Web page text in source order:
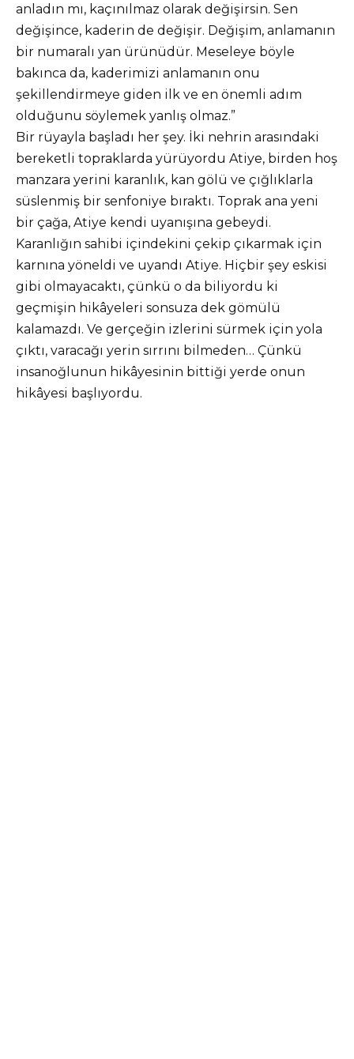
anladın mı, kaçınılmaz olarak değişirsin. Sen
değişince, kaderin de değişir. Değişim, anlamanın
bir numaralı yan ürünüdür. Meseleye böyle
bakınca da, kaderimizi anlamanın onu
şekillendirmeye giden ilk ve en önemli adım
olduğunu söylemek yanlış olmaz.”
Bir rüyayla başladı her şey. İki nehrin arasındaki
bereketli topraklarda yürüyordu Atiye, birden hoş
manzara yerini karanlık, kan gölü ve çığlıklarla
süslenmiş bir senfoniye bıraktı. Toprak ana yeni
bir çağa, Atiye kendi uyanışına gebeydi.
Karanlığın sahibi içindekini çekip çıkarmak için
karnına yöneldi ve uyandı Atiye. Hiçbir şey eskisi
gibi olmayacaktı, çünkü o da biliyordu ki
geçmişin hikâyeleri sonsuza dek gömülü
kalamazdı. Ve gerçeğin izlerini sürmek için yola
çıktı, varacağı yerin sırrını bilmeden… Çünkü
insanoğlunun hikâyesinin bittiği yerde onun
hikâyesi başlıyordu.